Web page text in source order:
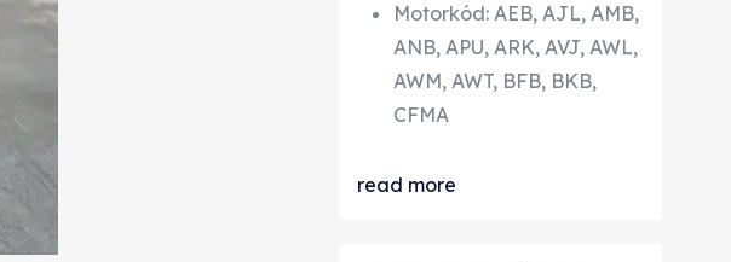
Motorkód: AEB, AJL, AMB,
ANB, APU, ARK, AVJ, AWL,
AWM, AWT, BFB, BKB,
CFMA
read more